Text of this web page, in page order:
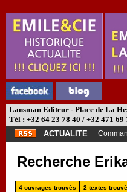
Lansman Editeur - Place de La
Tél : +32 64 23 78 40 / +32 471
ACTUALITE
Recherche
4 ouvrages trouvés 2 textes